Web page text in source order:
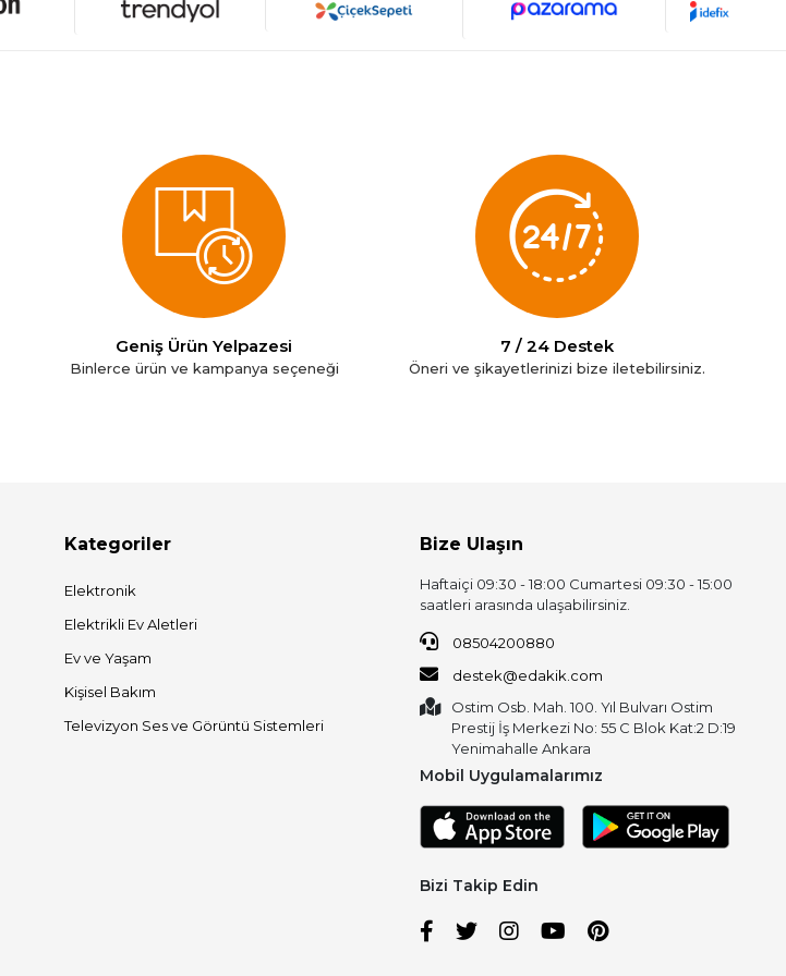
Geniş Ürün Yelpazesi
Binlerce ürün ve kampanya seçeneği
7 / 24 Destek
Öneri ve şikayetlerinizi bize iletebilirsiniz.
Kategoriler
Elektronik
Elektrikli Ev Aletleri
Ev ve Yaşam
Kişisel Bakım
Televizyon Ses ve Görüntü Sistemleri
Bize Ulaşın
Haftaiçi 09:30 - 18:00 Cumartesi 09:30 - 15:00
saatleri arasında ulaşabilirsiniz.
08504200880
destek@edakik.com
Ostim Osb. Mah. 100. Yıl Bulvarı Ostim
Prestij İş Merkezi No: 55 C Blok Kat:2 D:19
Yenimahalle Ankara
Mobil Uygulamalarımız
Bizi Takip Edin